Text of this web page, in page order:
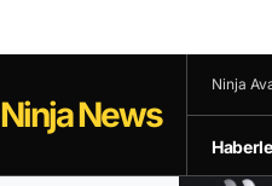
Ninja News
Ninja